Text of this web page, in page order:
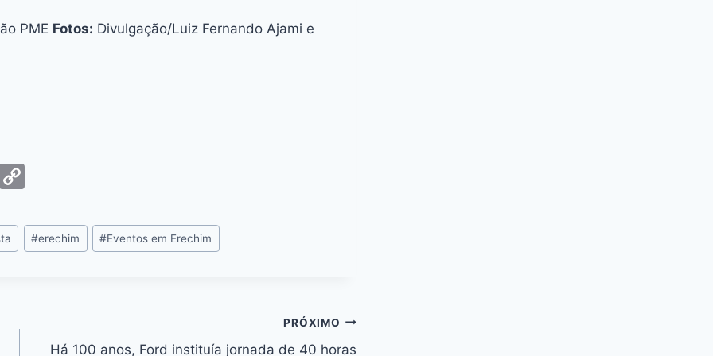
PME Fotos: Divulgação/Luiz Fernando Ajami e
G
p
y
#erechim #Eventos em Erechim
PRÓXIMO
Há 100 anos, Ford instituía jornada de 40 horas